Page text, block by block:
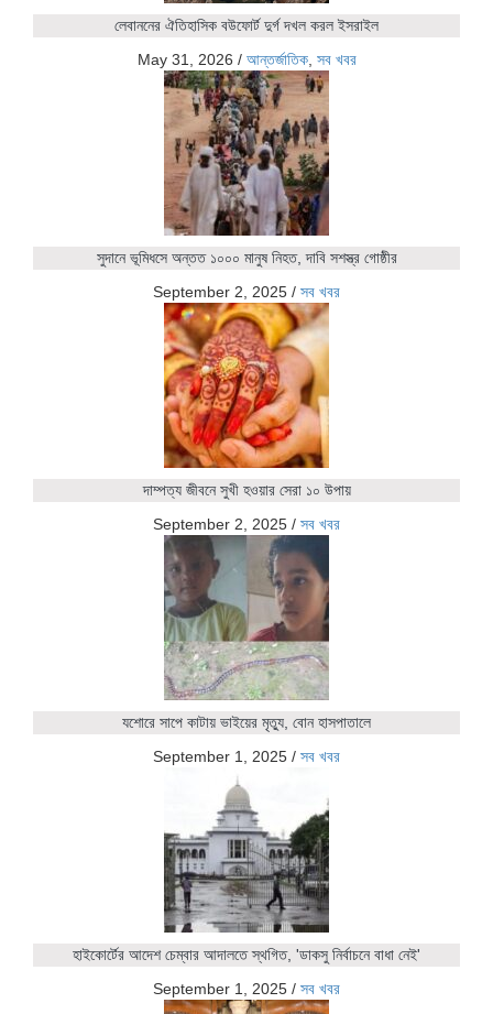
লেবাননের ঐতিহাসিক বউফোর্ট দুর্গ দখল করল ইসরাইল
May 31, 2026 / আন্তর্জাতিক, সব খবর
সুদানে ভূমিধসে অন্তত ১০০০ মানুষ নিহত, দাবি সশস্ত্র গোষ্ঠীর
September 2, 2025 / সব খবর
দাম্পত্য জীবনে সুখী হওয়ার সেরা ১০ উপায়
September 2, 2025 / সব খবর
যশোরে সাপে কাটায় ভাইয়ের মৃত্যু, বোন হাসপাতালে
September 1, 2025 / সব খবর
হাইকোর্টের আদেশ চেম্বার আদালতে স্থগিত, 'ডাকসু নির্বাচনে বাধা নেই'
September 1, 2025 / সব খবর